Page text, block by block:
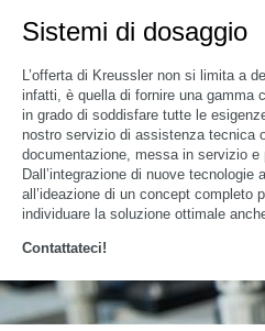
Sistemi di dosaggio
L’offerta di Kreussler non si limita a
infatti, è quella di fornire una gamma
in grado di soddisfare tutte le
nostro servizio di assistenza tecnica
documentazione, messa in servizio
Dall’integrazione di nuove
all’ideazione di un concept completo
individuare la soluzione ottimale
Contattateci!